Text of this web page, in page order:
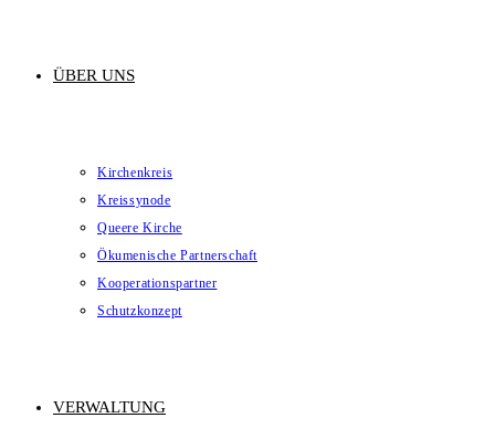
ÜBER UNS
Kirchenkreis
Kreissynode
Queere Kirche
Ökumenische Partnerschaft
Kooperationspartner
Schutzkonzept
VERWALTUNG